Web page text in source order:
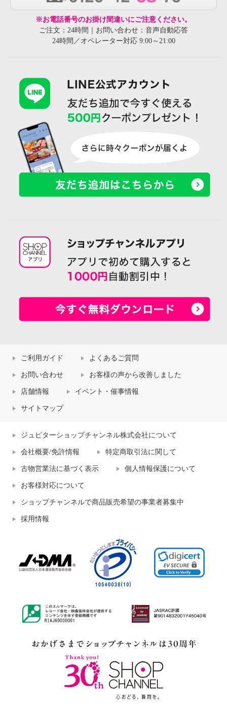
※お電話番号のお掛け間違いにご注意ください。
ご注文：24時間｜お問い合わせ：音声自動応答
24時間／オペレーター対応 9:00～21:00
ご利用ガイド よくあるご質問
お問い合わせ お客様の声から改善しました
店舗情報 イベント・催事情報
サイトマップ
ジュピターショップチャンネル株式会社について
会社概要/免許情報 特定商取引法に関して
古物営業法に基づく表示 個人情報保護について
お客様対応について
ショップチャンネルで商品販売希望の事業者募集中
採用情報